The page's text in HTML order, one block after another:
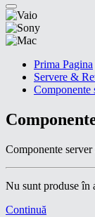
Prima Pagina
Servere &
Componente
Componente
Nu sunt produse în
Continuă